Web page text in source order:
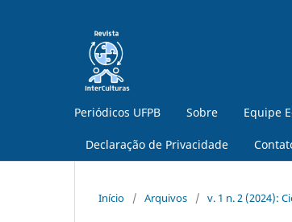
Periódicos UFPB Sobre Equipe
Declaração de Privacidade
Início / Arquivos / v. 1 n. 2 (2024):